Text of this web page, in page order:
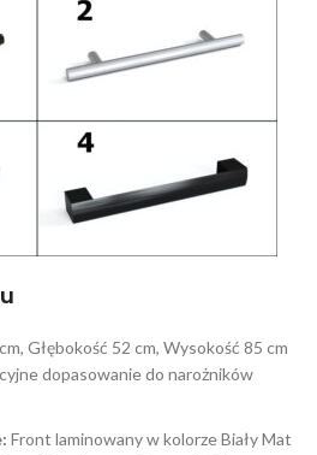
Głębokość 52 cm, Wysokość 85 cm
dopasowanie do narożników
Front laminowany w kolorze Biały Mat